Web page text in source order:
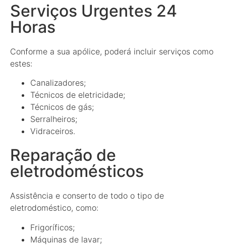
Serviços Urgentes 24
Horas
Conforme a sua apólice, poderá incluir serviços como
estes:
Canalizadores;
Técnicos de eletricidade;
Técnicos de gás;
Serralheiros;
Vidraceiros.
Reparação de
eletrodomésticos
Assistência e conserto de todo o tipo de
eletrodoméstico, como:
Frigoríficos;
Máquinas de lavar;